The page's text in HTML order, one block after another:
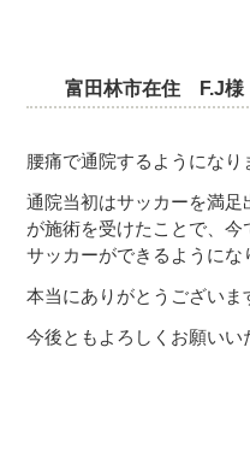
富田林市在住 F.J
腰痛で通院するようになり
通院当初はサッカーを満
が施術を受けたことで、
サッカーができるようにな
本当にありがとうございま
今後ともよろしくお願いい